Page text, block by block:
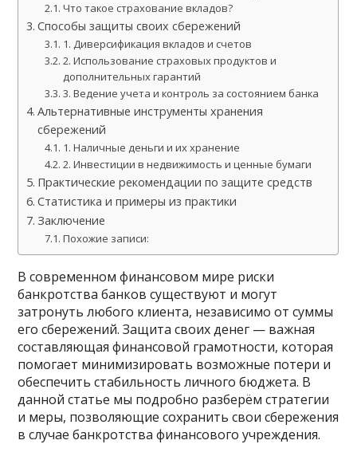
Что такое страхование вкладов?
Способы защиты своих сбережений
1. Диверсификация вкладов и счетов
2. Использование страховых продуктов и
дополнительных гарантий
3. Ведение учета и контроль за состоянием банка
Альтернативные инструменты хранения
сбережений
1. Наличные деньги и их хранение
2. Инвестиции в недвижимость и ценные бумаги
Практические рекомендации по защите средств
Статистика и примеры из практики
Заключение
Похожие записи:
В современном финансовом мире риски
банкротства банков существуют и могут
затронуть любого клиента, независимо от суммы
его сбережений. Защита своих денег — важная
составляющая финансовой грамотности, которая
помогает минимизировать возможные потери и
обеспечить стабильность личного бюджета. В
данной статье мы подробно разберём стратегии
и меры, позволяющие сохранить свои сбережения
в случае банкротства финансового учреждения.